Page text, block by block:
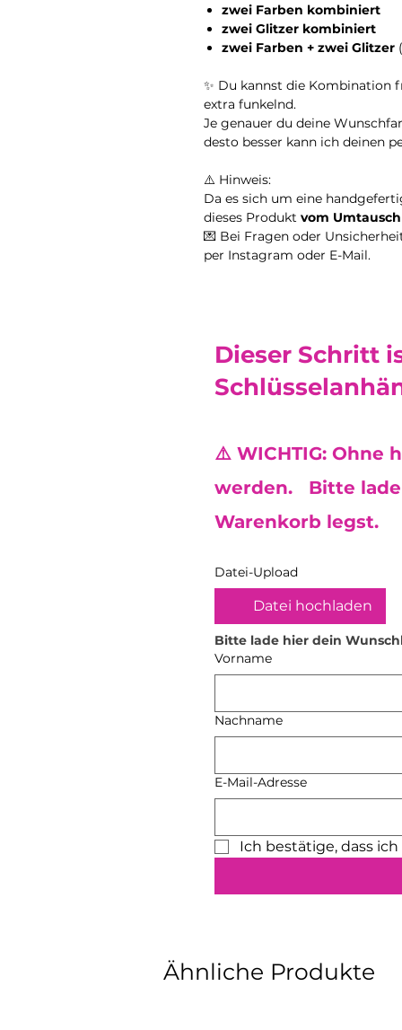
zwei Farben kombiniert
zwei Glitzer kombiniert
zwei Farben + zwei Glitzer
✨ Du kannst die Kombination
extra funkelnd.
Je genauer du deine
desto besser kann ich deinen
⚠️ Hinweis:
Da es sich um eine
dieses Produkt vom
💌 Bei Fragen oder
per Instagram oder E-Mail.
Dieser Schritt
⚠️ WICHTIG: Ohne
werden. Bitte lade
Warenkorb legst.
Datei-Upload
Datei hochladen
Bitte lade hier dein
Vorname
Nachname
E-Mail-Adresse
Ich bestätige, dass
Ähnliche Produkte